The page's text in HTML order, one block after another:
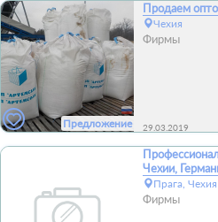
Предложение
Продаем
Чехия
Фирмы
29.03.2019
Чехии,
Прага, Чехия
Фирмы